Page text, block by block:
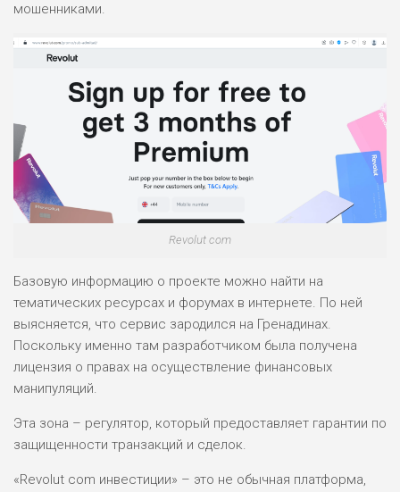
мошенниками.
Revolut com
Базовую информацию о проекте можно найти на
тематических ресурсах и форумах в интернете. По ней
выясняется, что сервис зародился на Гренадинах.
Поскольку именно там разработчиком была получена
лицензия о правах на осуществление финансовых
манипуляций.
Эта зона – регулятор, который предоставляет гарантии по
защищенности транзакций и сделок.
«Revolut com инвестиции» – это не обычная платформа,